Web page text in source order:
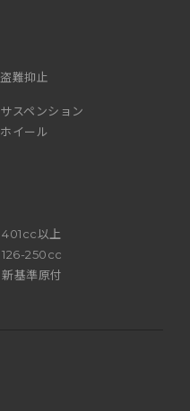
盗難抑止
サスペンション
ホイール
401cc以上
126-250cc
新基準原付